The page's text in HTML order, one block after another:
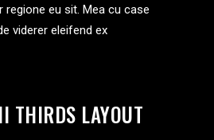
regione eu sit. Mea cu case
viderer eleifend ex
LAYOUT